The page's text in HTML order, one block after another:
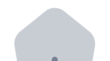
Distributeurs
Intégrez un ATM
API Bitnovo